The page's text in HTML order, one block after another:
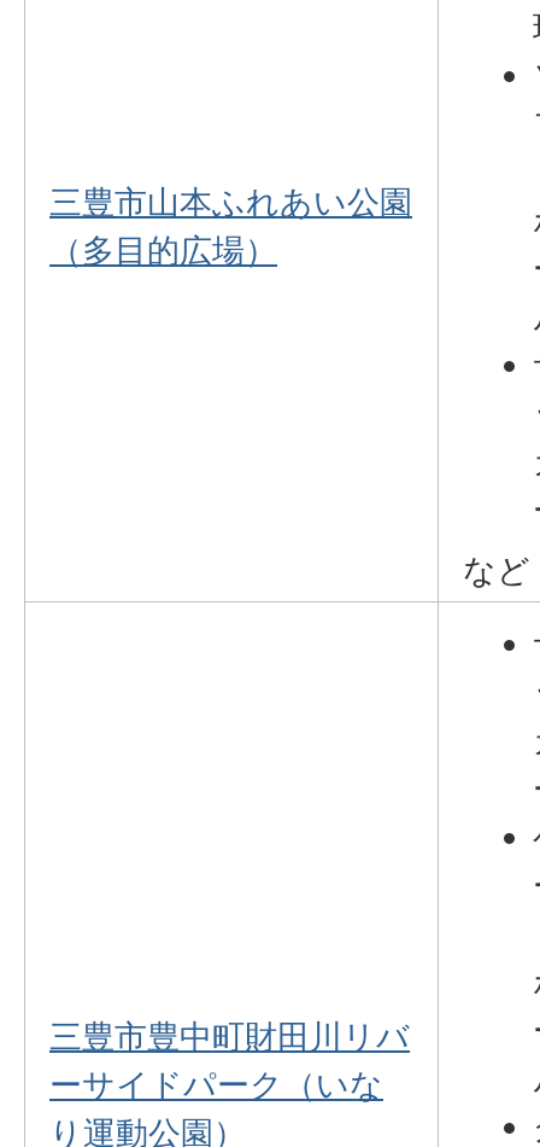
三豊市山本ふれあい公園
（多目的広場）
など
三豊市豊中町財田川リバ
ーサイドパーク（いな
り運動公園）